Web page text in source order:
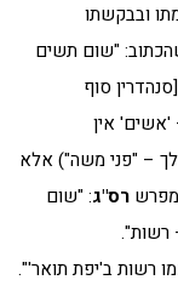
ובבקשתו
"שום תשים
[סנהדרין סוף
אין
– "פני משה") אלא
רס"ג: "שום
רשות ב'יפת תואר'".